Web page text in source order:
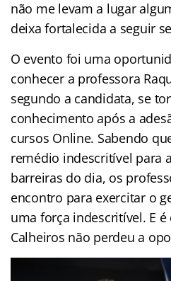
não me levam a lugar
deixa fortalecida a seguir
O evento foi uma
conhecer a professora
segundo a candidata, se
conhecimento após a
cursos Online. Sabendo
remédio indescritível para
barreiras do dia, os
encontro para exercitar o
uma força indescritível. E
Calheiros não perdeu a